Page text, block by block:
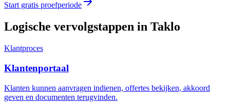
Start gratis proefperiode
Logische vervolgstappen in Taklo
Klantproces
Klantenportaal
Klanten kunnen aanvragen indienen, offertes bekijken, akkoord
geven en documenten terugvinden.